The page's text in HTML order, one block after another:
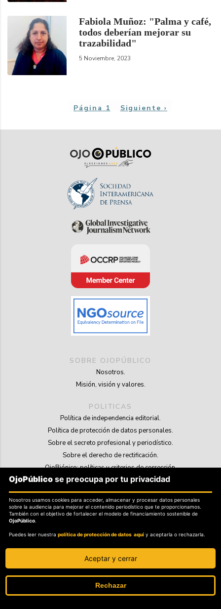
Fabiola Muñoz: "Palma y café,
todos deberían mejorar su
trazabilidad"
5 Noviembre, 2023
Página 1 Siguiente
página
Siguiente ›
SOBRE OJOPÚBLICO
Nosotros.
Misión, visión y valores.
POLITICAS
Política de independencia editorial.
Política de protección de datos personales.
Sobre el secreto profesional y periodístico.
Sobre el derecho de rectificación.
OjoBiónico: políticas y criterios de corrección.
Sobre libertad de información frente a pedidos de retiro de contenidos.
SOSTENIBILIDAD
La Tienda de OjoPúblico.
OjoLab.
OjoPúblico se preocupa por tu privacidad
Nosotros usamos cookies para acceder, almacenar y procesar datos personales
sobre la audiencia para mejorar el contenido periodístico que te proporcionamos.
También con el objetivo de fortalecer el modelo de financiamiento sostenible de
OjoPúblico.
Puedes leer nuestrapolítica de protección de datos aquí y aceptarla o rechazarla.
Aceptar y cerrar
Rechazar